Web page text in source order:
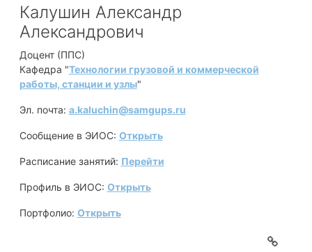
Калушин Александр
Александрович
Доцент (ППС)
Кафедра "Технологии грузовой и коммерческой
работы, станции и узлы"
Эл. почта: a.kaluchin@samgups.ru
Сообщение в ЭИОС: Открыть
Расписание занятий: Перейти
Профиль в ЭИОС: Открыть
Портфолио: Открыть